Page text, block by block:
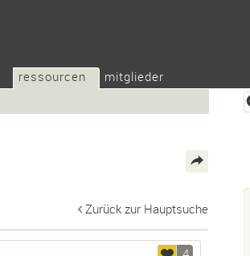
ressourcen
mitglieder
Zurück zur Hauptsuche